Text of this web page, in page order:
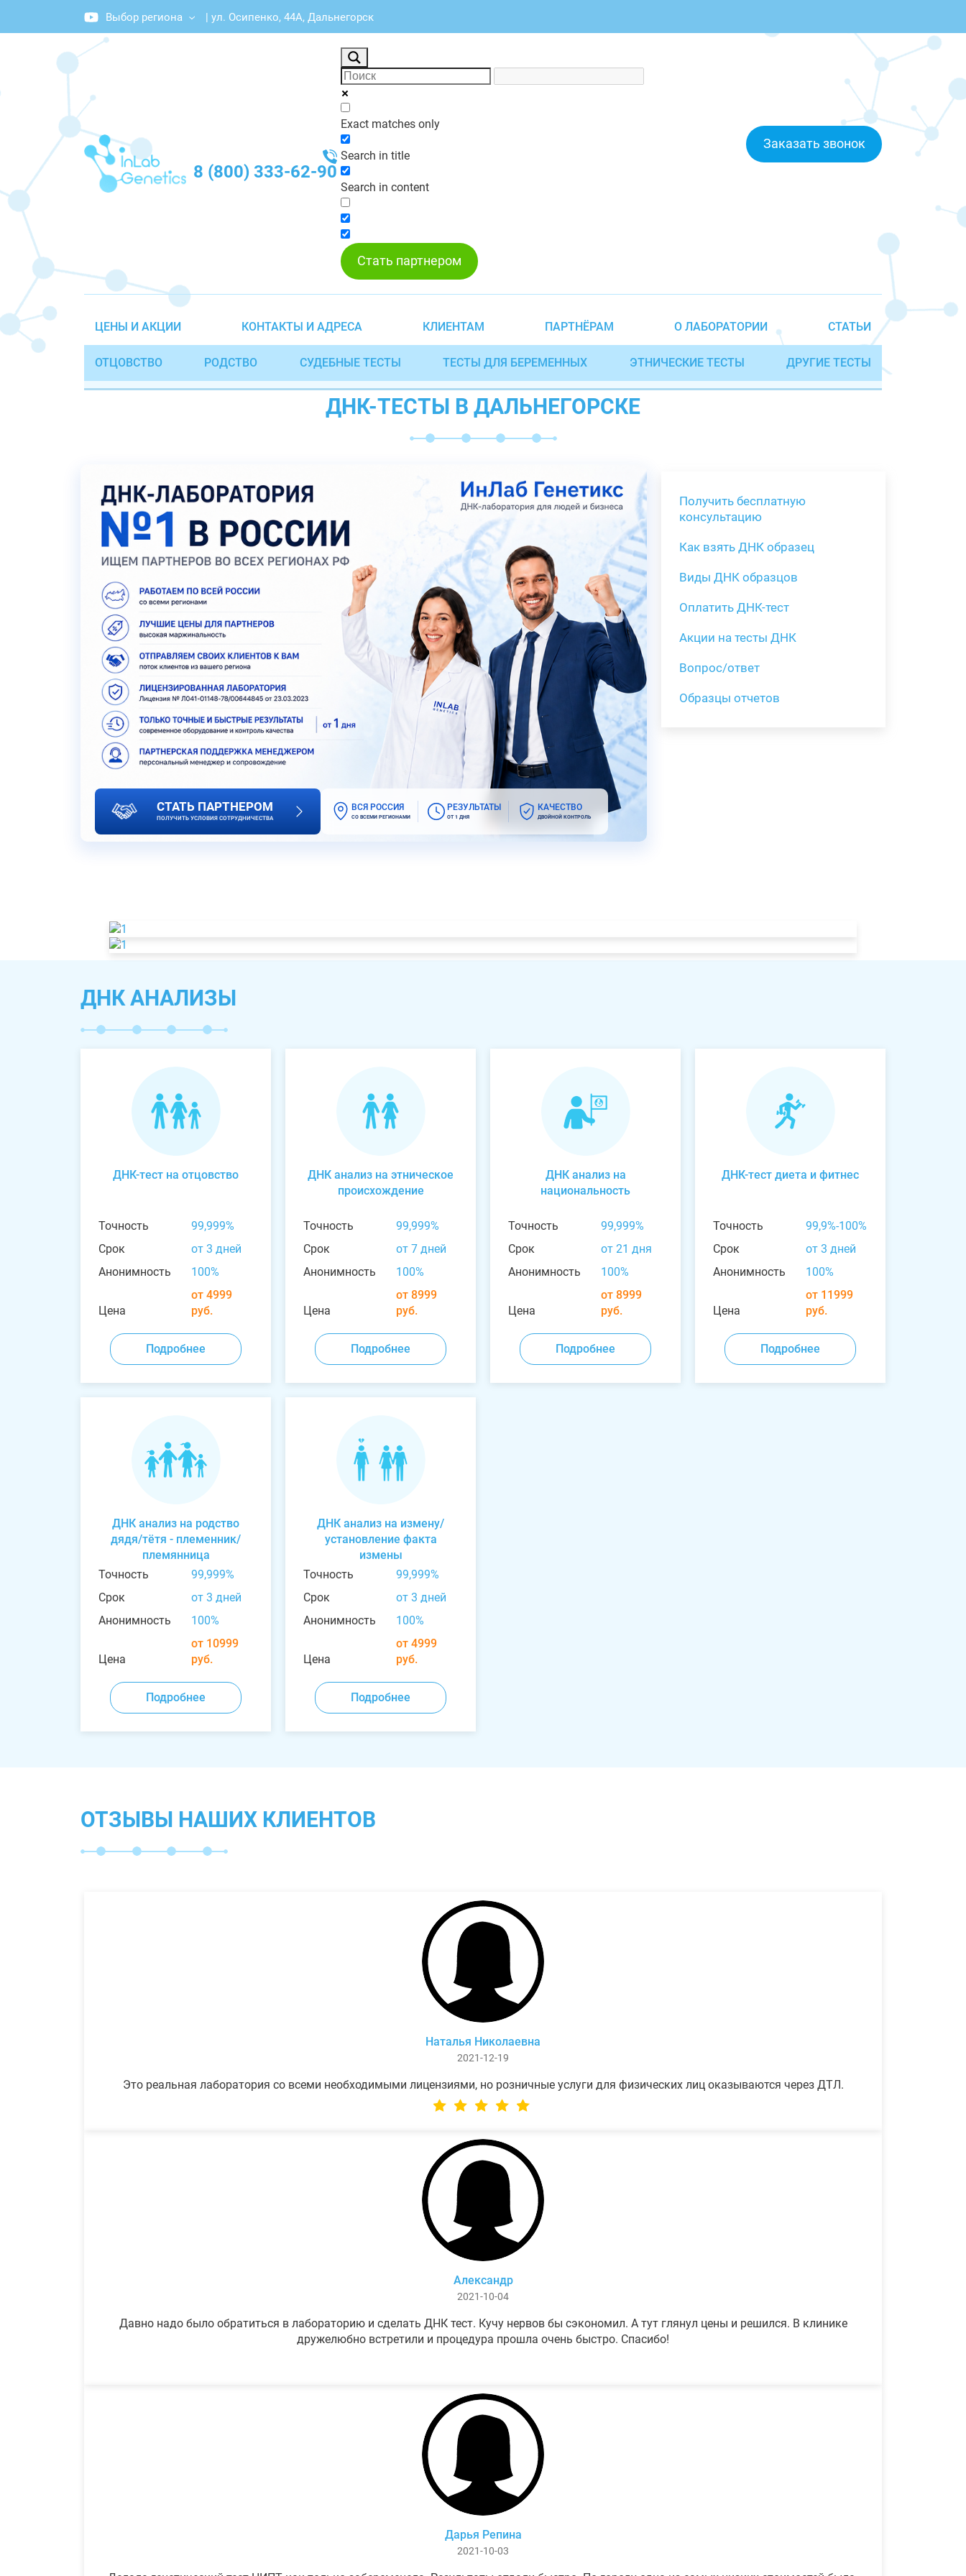
Выбор региона | ул. Осипенко, 44А, Дальнегорск
8 (800) 333-62-90
Exact matches only
Search in title
Search in content
Заказать звонок
Стать партнером
ЦЕНЫ И АКЦИИ КОНТАКТЫ И АДРЕСА КЛИЕНТАМ ПАРТНЁРАМ О ЛАБОРАТОРИИ СТАТЬИ
ОТЦОВСТВО РОДСТВО СУДЕБНЫЕ ТЕСТЫ ТЕСТЫ ДЛЯ БЕРЕМЕННЫХ ЭТНИЧЕСКИЕ ТЕСТЫ ДРУГИЕ ТЕСТЫ
ДНК-ТЕСТЫ В ДАЛЬНЕГОРСКЕ
СТАТЬ ПАРТНЕРОМ
ПОЛУЧИТЬ УСЛОВИЯ СОТРУДНИЧЕСТВА
ВСЯ РОССИЯ
СО ВСЕМИ РЕГИОНАМИ
РЕЗУЛЬТАТЫ
ОТ 1 ДНЯ
КАЧЕСТВО
ДВОЙНОЙ КОНТРОЛЬ
Получить бесплатную
консультацию
Как взять ДНК образец
Виды ДНК образцов
Оплатить ДНК-тест
Акции на тесты ДНК
Вопрос/ответ
Образцы отчетов
ДНК АНАЛИЗЫ
ДНК-тест на отцовство
Точность
99,999%
Срок
от 3 дней
Анонимность
100%
Цена
от 4999
руб.
Подробнее
ДНК анализ на этническое
происхождение
Точность
99,999%
Срок
от 7 дней
Анонимность
100%
Цена
от 8999
руб.
Подробнее
ДНК анализ на
национальность
Точность
99,999%
Срок
от 21 дня
Анонимность
100%
Цена
от 8999
руб.
Подробнее
ДНК-тест диета и фитнес
Точность
99,9%-100%
Срок
от 3 дней
Анонимность
100%
Цена
от 11999
руб.
Подробнее
ДНК анализ на родство
дядя/тётя - племенник/
племянница
Точность
99,999%
Срок
от 3 дней
Анонимность
100%
Цена
от 10999
руб.
Подробнее
ДНК анализ на измену/
установление факта
измены
Точность
99,999%
Срок
от 3 дней
Анонимность
100%
Цена
от 4999
руб.
Подробнее
ОТЗЫВЫ НАШИХ КЛИЕНТОВ
Наталья Николаевна
2021-12-19
Это реальная лаборатория со всеми необходимыми лицензиями, но розничные услуги для физических лиц оказываются через ДТЛ.
Александр
2021-10-04
Давно надо было обратиться в лабораторию и сделать ДНК тест. Кучу нервов бы сэкономил. А тут глянул цены и решился. В клинике
дружелюбно встретили и процедура прошла очень быстро. Спасибо!
Дарья Репина
2021-10-03